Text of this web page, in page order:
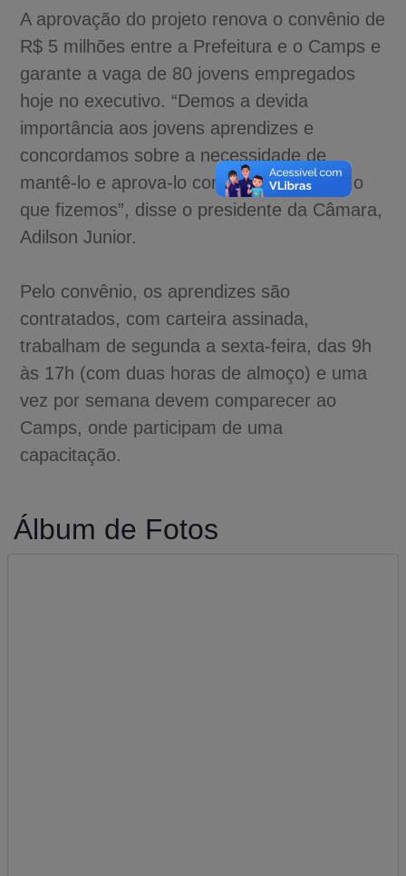
A aprovação do projeto renova o convênio de
R$ 5 milhões entre a Prefeitura e o Camps e
garante a vaga de 80 jovens empregados
hoje no executivo. “Demos a devida
importância aos jovens aprendizes e
concordamos sobre a necessidade de
mantê-lo e aprova-lo com urgência. E foi o
que fizemos”, disse o presidente da Câmara,
Adilson Junior.
Pelo convênio, os aprendizes são
contratados, com carteira assinada,
trabalham de segunda a sexta-feira, das 9h
às 17h (com duas horas de almoço) e uma
vez por semana devem comparecer ao
Camps, onde participam de uma
capacitação.
Álbum de Fotos